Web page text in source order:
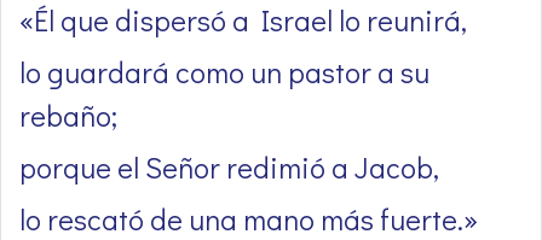
«Él que dispersó a Israel lo reunirá,
lo guardará como un pastor a su
rebaño;
porque el Señor redimió a Jacob,
lo rescató de una mano más fuerte.»